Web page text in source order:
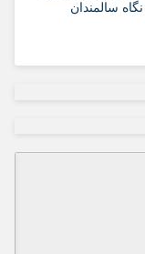
نگاه سالمندان